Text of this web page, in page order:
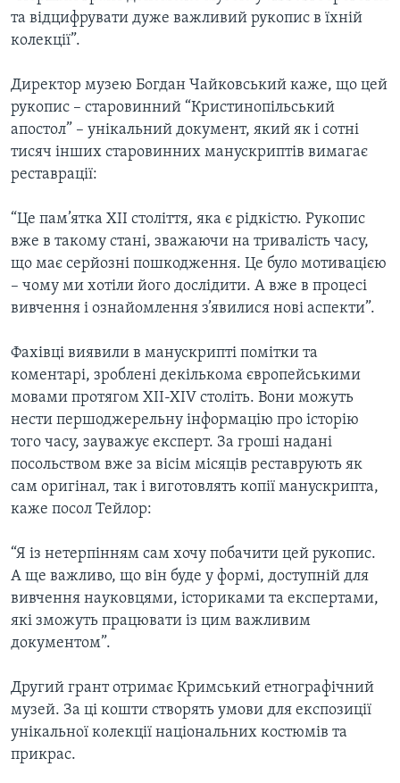
ЕКОНОМІКА
ТЕЛЕПРОГРАМИ
ЧАС-TIME
БРИФІНГ ГОЛОСУ АМЕРИКИ
СТУДІЯ ВАШИНГТОН
ВІКНО В АМЕРИКУ
ПРАЙМ-ТАЙМ
ПОГЛЯД З ВАШИНГТОНА
ENGLISH
Learning English
МИ В СОЦМЕРЕЖАХ
Мови
та відцифрувати дуже важливий рукопис в їхній
колекції”.
Директор музею Богдан Чайковський каже, що цей
рукопис – старовинний “Кристинопільський
апостол” – унікальний документ, який як і сотні
тисяч інших старовинних манускриптів вимагає
реставрації:
“Це пам’ятка ХІІ століття, яка є рідкістю. Рукопис
вже в такому стані, зважаючи на тривалість часу,
що має серйозні пошкодження. Це було мотивацією
– чому ми хотіли його дослідити. А вже в процесі
вивчення і ознайомлення з’явилися нові аспекти”.
Фахівці виявили в манускрипті помітки та
коментарі, зроблені декількома європейськими
мовами протягом ХІІ-ХІV століть. Вони можуть
нести першоджерельну інформацію про історію
того часу, зауважує експерт. За гроші надані
посольством вже за вісім місяців реставрують як
сам оригінал, так і виготовлять копії манускрипта,
каже посол Тейлор:
“Я із нетерпінням сам хочу побачити цей рукопис.
А ще важливо, що він буде у формі, доступній для
вивчення науковцями, істориками та експертами,
які зможуть працювати із цим важливим
документом”.
Другий грант отримає Кримський етнографічний
музей. За ці кошти створять умови для експозиції
унікальної колекції національних костюмів та
прикрас.